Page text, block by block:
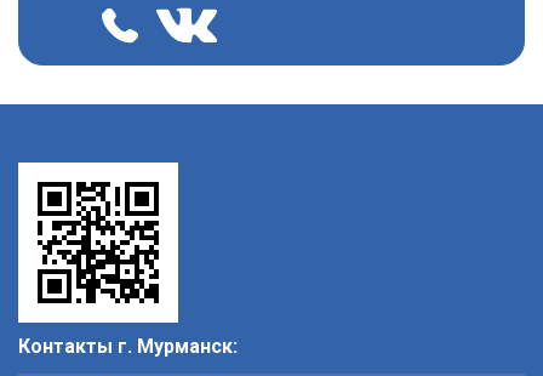
Контакты г. Мурманск: